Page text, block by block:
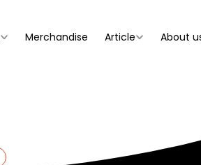
Merchandise Article About